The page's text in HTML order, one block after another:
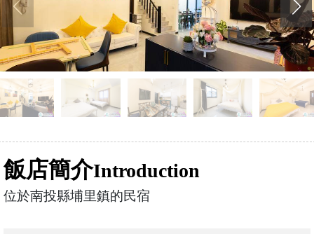
飯店簡介Introduction
位於南投縣埔里鎮的民宿